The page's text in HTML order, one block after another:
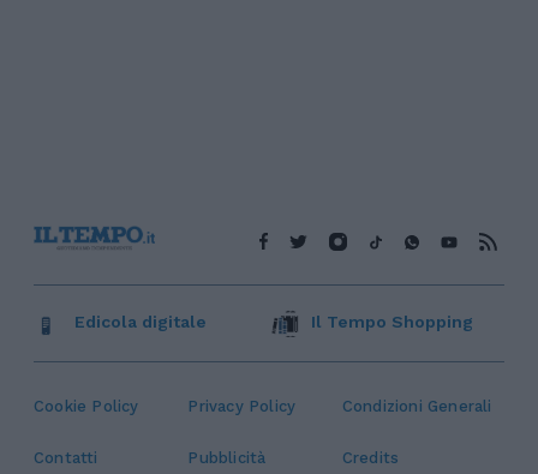
Cookie Policy Privacy Policy Condizioni Generali
Contatti Pubblicità
Credits
Edicola digitale Il Tempo Shopping